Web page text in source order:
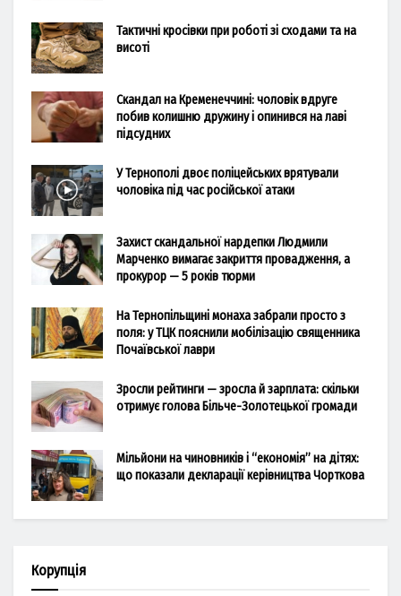
Тактичні кросівки при роботі зі сходами та на
висоті
Скандал на Кременеччині: чоловік вдруге
побив колишню дружину і опинився на лаві
підсудних
У Тернополі двоє поліцейських врятували
чоловіка під час російської атаки
Захист скандальної нардепки Людмили
Марченко вимагає закриття провадження, а
прокурор — 5 років тюрми
На Тернопільщині монаха забрали просто з
поля: у ТЦК пояснили мобілізацію священника
Почаївської лаври
Зросли рейтинги — зросла й зарплата: скільки
отримує голова Більче-Золотецької громади
Мільйони на чиновників і “економія” на дітях:
що показали декларації керівництва Чорткова
Корупція